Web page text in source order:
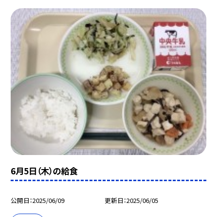
6月5日（木）の給食
公開日 2025/06/09 更新日 2025/06/05